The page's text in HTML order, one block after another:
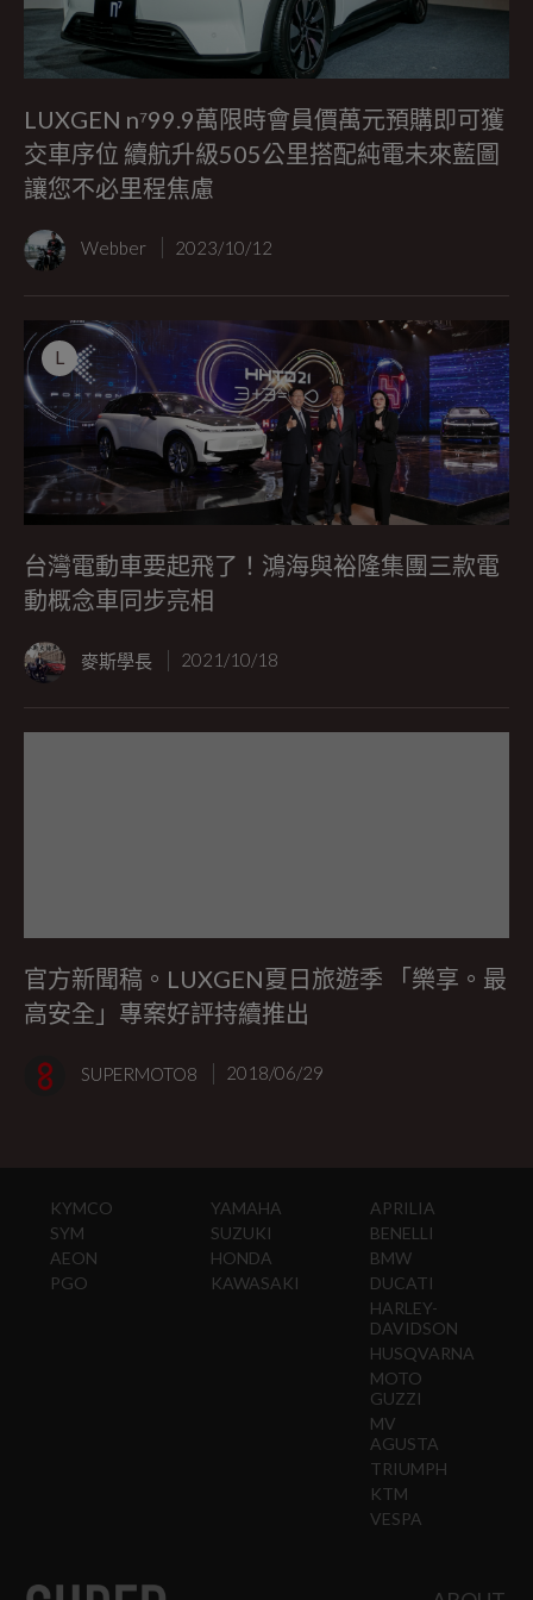
LUXGEN n⁷99.9萬限時會員價萬元預購即可獲
交車序位 續航升級505公里搭配純電未來藍圖
讓您不必里程焦慮
Webber 2023/10/12
L
台灣電動車要起飛了！鴻海與裕隆集團三款電
動概念車同步亮相
麥斯學長 2021/10/18
官方新聞稿。LUXGEN夏日旅遊季 「樂享。最
高安全」專案好評持續推出
SUPERMOTO8 2018/06/29
KYMCO
SYM
AEON
PGO
YAMAHA
SUZUKI
HONDA
KAWASAKI
APRILIA
BENELLI
BMW
DUCATI
HARLEY-
DAVIDSON
HUSQVARNA
MOTO
GUZZI
MV
AGUSTA
TRIUMPH
KTM
VESPA